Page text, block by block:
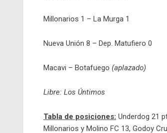
Millonarios 1 – La Murga 1
Nueva Unión 8 – Dep. Matufiero 0
Macavi – Botafuego (aplazado)
Libre: Los Úntimos
Tabla de posiciones: Underdog 21
Millonarios y Molino FC 13, Godoy